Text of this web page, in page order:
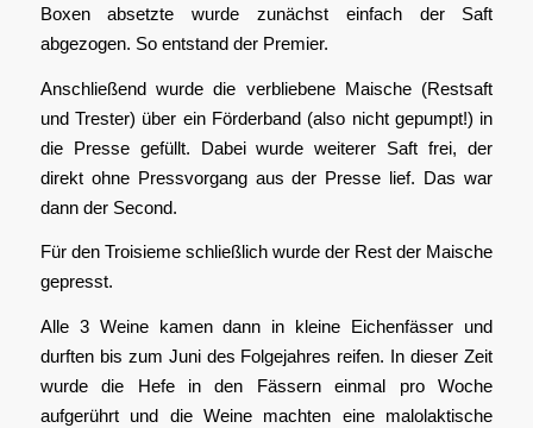
Boxen absetzte wurde zunächst einfach der Saft
abgezogen. So entstand der Premier.
Anschließend wurde die verbliebene Maische (Restsaft
und Trester) über ein Förderband (also nicht gepumpt!) in
die Presse gefüllt. Dabei wurde weiterer Saft frei, der
direkt ohne Pressvorgang aus der Presse lief. Das war
dann der Second.
Für den Troisieme schließlich wurde der Rest der Maische
gepresst.
Alle 3 Weine kamen dann in kleine Eichenfässer und
durften bis zum Juni des Folgejahres reifen. In dieser Zeit
wurde die Hefe in den Fässern einmal pro Woche
aufgerührt und die Weine machten eine malolaktische